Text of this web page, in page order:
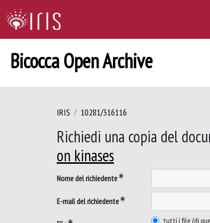
Bicocca Open Archive
IRIS 10281/316116
Richiedi una copia del
on kinases
Nome del richiedente
E-mail del richiedente
tutti i file (di